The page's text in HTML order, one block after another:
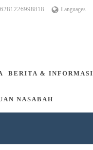
Languages
BERITA & INFORMASI
NASABAH